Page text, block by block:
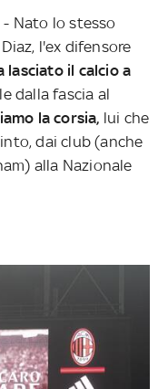
- Nato lo stesso
l'ex difensore
lasciato il calcio a
dalla fascia al
la corsia, lui che
dai club (anche
alla Nazionale